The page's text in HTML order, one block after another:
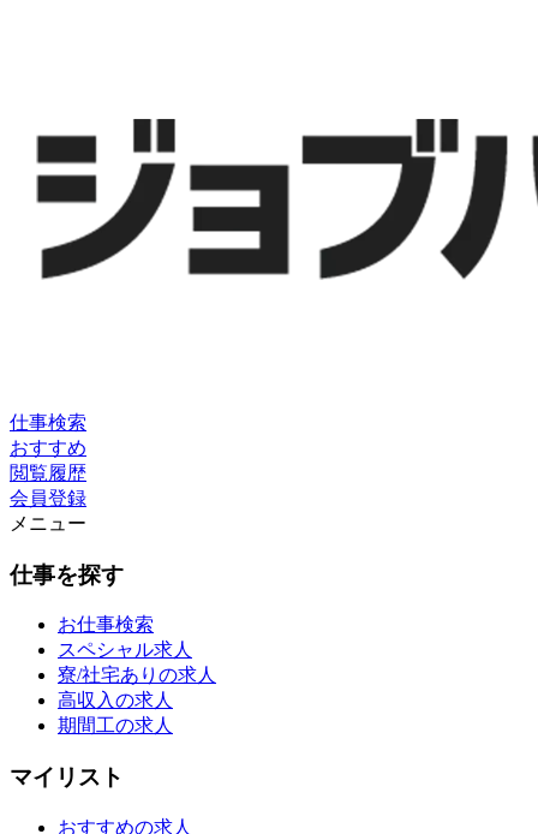
仕事検索
おすすめ
閲覧履歴
会員登録
メニュー
仕事を探す
お仕事検索
スペシャル求人
寮/社宅ありの求人
高収入の求人
期間工の求人
マイリスト
おすすめの求人